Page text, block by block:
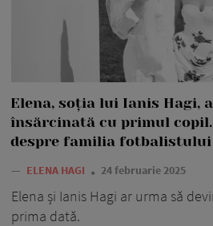
Elena, soția lui Ianis Hagi,
însărcinată cu primul
despre familia fotbalistului
— ELENA HAGI 24 februarie 2025
Elena și Ianis Hagi ar urma să
prima dată.